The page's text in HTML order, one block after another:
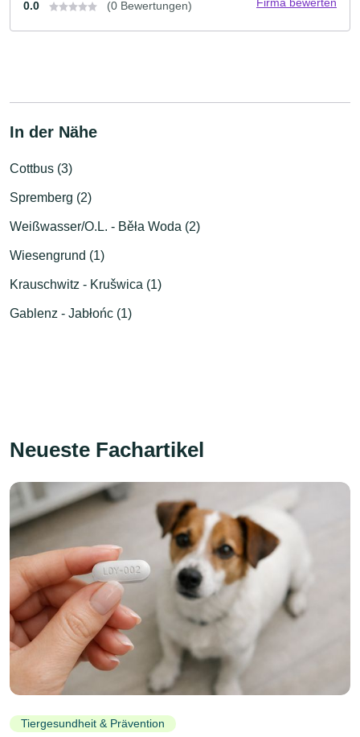
0.0 (0 Bewertungen)
In der Nähe
Cottbus (3)
Spremberg (2)
Weißwasser/O.L. - Běła Woda (2)
Wiesengrund (1)
Krauschwitz - Krušwica (1)
Gablenz - Jabłońc (1)
Neueste Fachartikel
Tiergesundheit & Prävention